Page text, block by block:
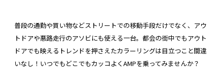
普段の通勤や買い物などストリートでの移動手段だけでなく、アウ
トドアや悪路走行のアソビにも使える一台。都会の街中でもアウト
ドアでも映えるトレンドを押さえたカラーリングは目立つこと間違
いなし！いつでもどこでもカッコよくAMPを乗ってみませんか？